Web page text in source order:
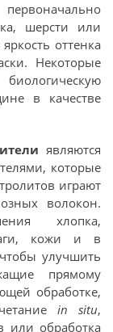
шерсти или
оттенка
Некоторые
в качестве
являются
которые
играют
волокон.
хлопка,
кожи и в
улучшить
прямому
обработке,
in situ,
или обработка